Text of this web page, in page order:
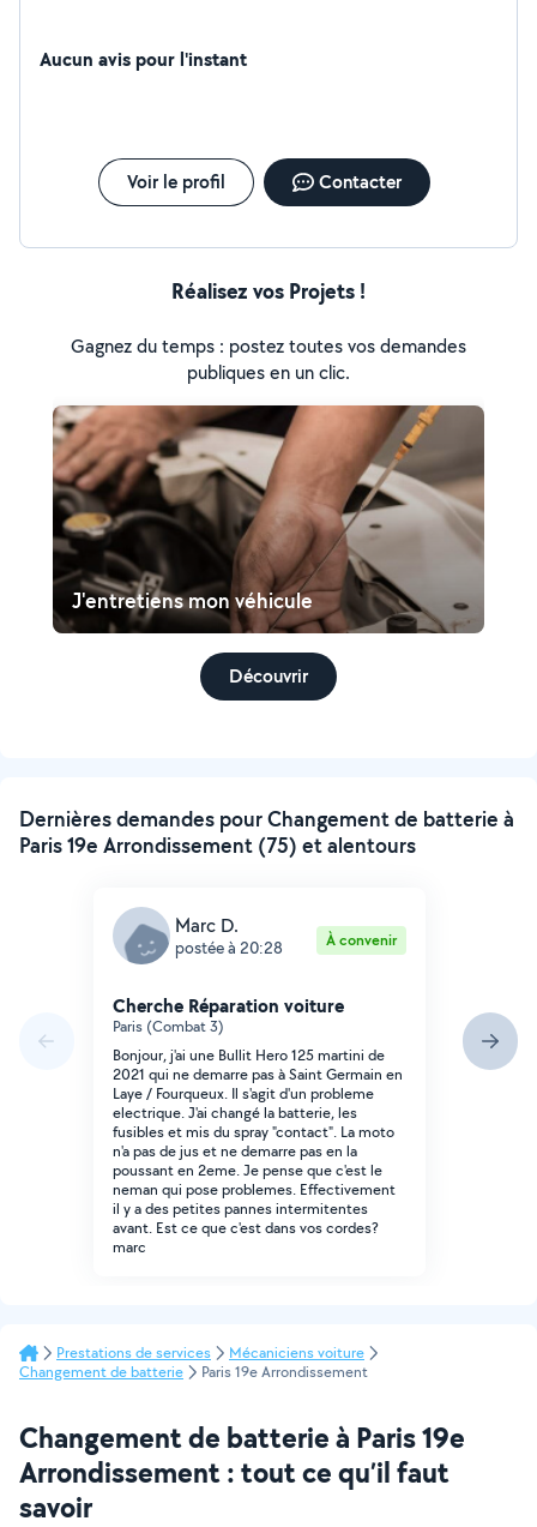
Aucun avis pour l'instant
Voir le profil Contacter
Réalisez vos Projets !
Gagnez du temps : postez toutes vos demandes
publiques en un clic.
J'entretiens mon véhicule
Découvrir
Dernières demandes pour Changement de batterie à
Paris 19e Arrondissement (75) et alentours
Marc D.
postée à 20:28 À convenir
Cherche Réparation voiture
Paris (Combat 3)
Bonjour, j'ai une Bullit Hero 125 martini de
2021 qui ne demarre pas à Saint Germain en
Laye / Fourqueux. Il s'agit d'un probleme
electrique. J'ai changé la batterie, les
fusibles et mis du spray "contact". La moto
n'a pas de jus et ne demarre pas en la
poussant en 2eme. Je pense que c'est le
neman qui pose problemes. Effectivement
il y a des petites pannes intermitentes
avant. Est ce que c'est dans vos cordes?
marc
Prestations de services
Mécaniciens voiture
Changement de batterie
Paris 19e Arrondissement
Changement de batterie à Paris 19e
Arrondissement : tout ce qu’il faut
savoir